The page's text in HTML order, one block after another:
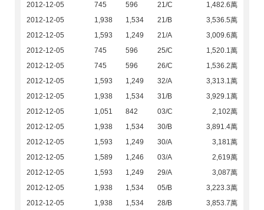
2012-12-05
745 596 21/C
1,482.6萬
2012-12-05
1,938 1,534 21/B
3,536.5萬
2012-12-05
1,593 1,249 21/A
3,009.6萬
2012-12-05
745 596 25/C
1,520.1萬
2012-12-05
745 596 26/C
1,536.2萬
2012-12-05
1,593 1,249 32/A
3,313.1萬
2012-12-05
1,938 1,534 31/B
3,929.1萬
2012-12-05
1,051 842 03/C
2,102萬
2012-12-05
1,938 1,534 30/B
3,891.4萬
2012-12-05
1,593 1,249 30/A
3,181萬
2012-12-05
1,589 1,246 03/A
2,619萬
2012-12-05
1,593 1,249 29/A
3,087萬
2012-12-05
1,938 1,534 05/B
3,223.3萬
2012-12-05
1,938 1,534 28/B
3,853.7萬